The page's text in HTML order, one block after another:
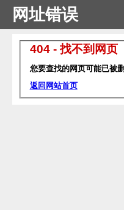
网址错误
404 - 找不到网页
您要查找的网页可能已被
返回网站首页